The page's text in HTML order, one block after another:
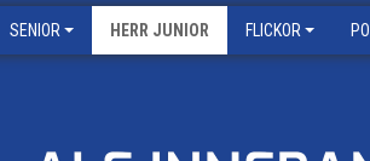
SENIOR HERR JUNIOR FLICKOR